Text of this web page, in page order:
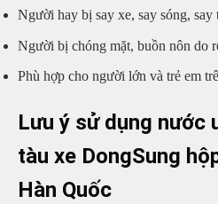
Người hay bị say xe, say sóng, say
Người bị chóng mặt, buồn nôn do
Phù hợp cho người lớn và trẻ em
Lưu ý sử dụng nước
tàu xe DongSung
Hàn Quốc